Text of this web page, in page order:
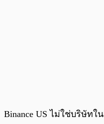
Binance US ไม่ใช่บริษัท